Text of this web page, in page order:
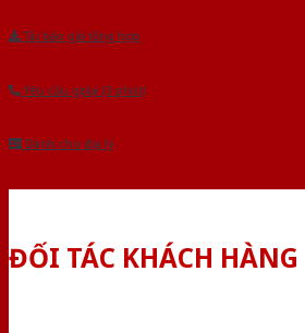
Tải báo giá tổng hợp
Yêu cầu gọi lại (3 phút)
Dành cho đại lý
ĐỐI TÁC KHÁCH HÀNG